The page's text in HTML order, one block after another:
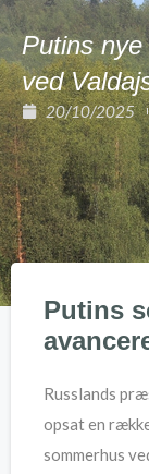
Putins
ved
20/10/2025
Putins
Russlands
opsat en
sommerhus